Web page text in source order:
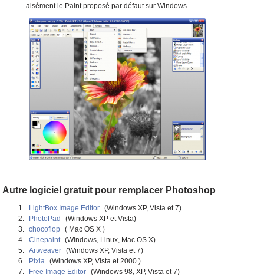
aisément le Paint proposé par défaut sur Windows.
Autre logiciel gratuit pour remplacer Photoshop
LightBox Image Editor (Windows XP, Vista et 7)
PhotoPad
(Windows XP et Vista)
chocoflop ( Mac OS X )
Cinepaint (Windows, Linux, Mac OS X)
Artweaver (Windows XP, Vista et 7)
Pixia
(Windows XP, Vista et 2000 )
Free Image Editor (Windows 98, XP, Vista et 7)